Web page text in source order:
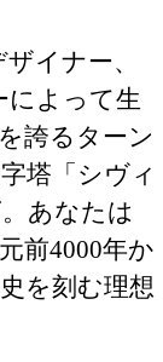
イナー、
によって生
誇るターン
塔「シヴィ
あなたは
前4000年か
を刻む理想